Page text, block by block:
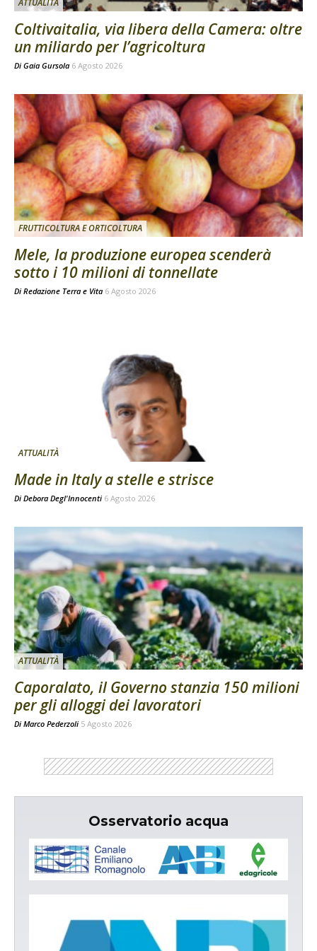
ATTUALITÀ
Coltivaitalia, via libera della Camera: oltre
un miliardo per l’agricoltura
Di Gaia Gursola 6 Agosto 2026
FRUTTICOLTURA E ORTICOLTURA
Mele, la produzione europea scenderà
sotto i 10 milioni di tonnellate
Di Redazione Terra e Vita 6 Agosto 2026
ATTUALITÀ
Made in Italy a stelle e strisce
Di Debora Degl'Innocenti 6 Agosto 2026
ATTUALITÀ
Caporalato, il Governo stanzia 150 milioni
per gli alloggi dei lavoratori
Di Marco Pederzoli 5 Agosto 2026
Osservatorio acqua